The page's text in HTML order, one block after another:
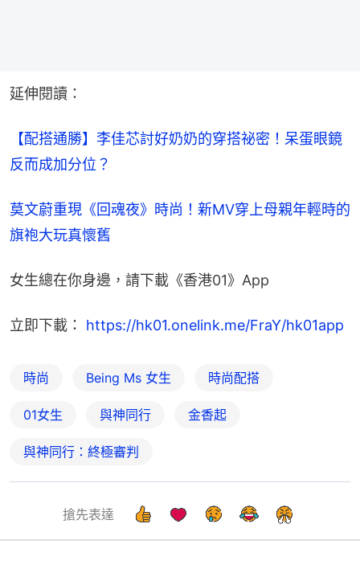
延伸閱讀：
【配搭通勝】李佳芯討好奶奶的穿搭祕密！呆蛋眼鏡
反而成加分位？
莫文蔚重現《回魂夜》時尚！新MV穿上母親年輕時的
旗袍大玩真懷舊
女生總在你身邊，請下載《香港01》App
立即下載： https://hk01.onelink.me/FraY/hk01app
時尚 Being Ms 女生 時尚配搭
01女生 與神同行 金香起
與神同行：終極審判
搶先表達